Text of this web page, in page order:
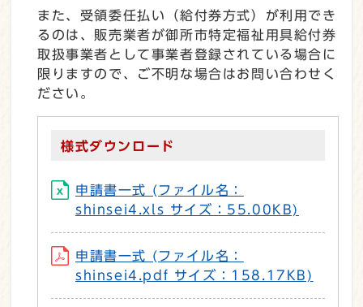
また、受領委任払い（給付券方式）が利用でき
るのは、販売業者が御所市特定福祉用具給付券
取扱事業者として事業者登録されている場合に
限りますので、ご不明な場合はお問い合わせく
ださい。
様式ダウンロード
申請書一式 (ファイル名：
shinsei4.xls サイズ：55.00KB)
申請書一式 (ファイル名：
shinsei4.pdf サイズ：158.17KB)